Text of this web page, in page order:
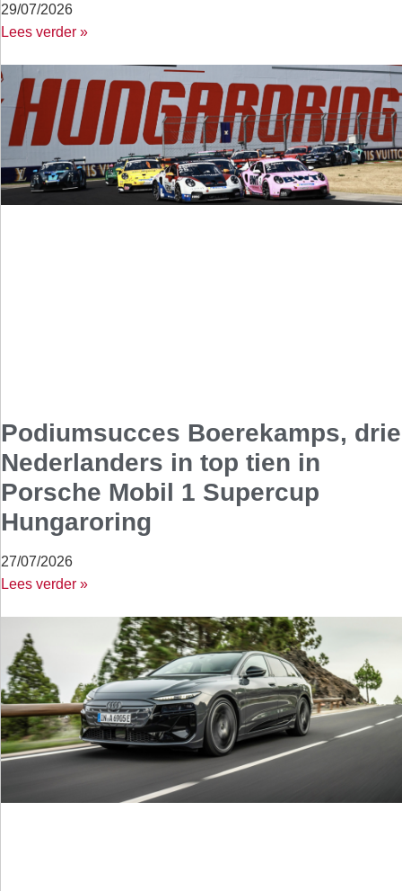
29/07/2026
Lees verder »
Podiumsucces Boerekamps, drie
Nederlanders in top tien in
Porsche Mobil 1 Supercup
Hungaroring
27/07/2026
Lees verder »